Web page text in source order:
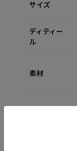
サイズ
ディティー
ル
素材